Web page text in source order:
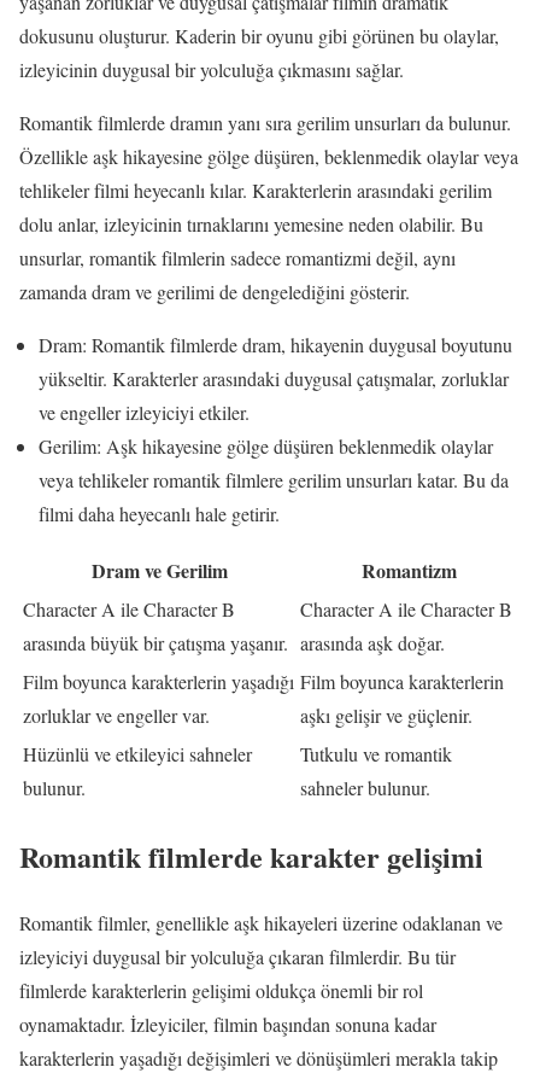
dokusunu oluşturur. Kaderin bir oyunu gibi görünen bu olaylar,
izleyicinin duygusal bir yolculuğa çıkmasını sağlar.
Romantik filmlerde dramın yanı sıra gerilim unsurları da bulunur.
Özellikle aşk hikayesine gölge düşüren, beklenmedik olaylar veya
tehlikeler filmi heyecanlı kılar. Karakterlerin arasındaki gerilim
dolu anlar, izleyicinin tırnaklarını yemesine neden olabilir. Bu
unsurlar, romantik filmlerin sadece romantizmi değil, aynı
zamanda dram ve gerilimi de dengelediğini gösterir.
Dram: Romantik filmlerde dram, hikayenin duygusal boyutunu
yükseltir. Karakterler arasındaki duygusal çatışmalar, zorluklar
ve engeller izleyiciyi etkiler.
Gerilim: Aşk hikayesine gölge düşüren beklenmedik olaylar
veya tehlikeler romantik filmlere gerilim unsurları katar. Bu da
filmi daha heyecanlı hale getirir.
Dram ve Gerilim Romantizm
Character A ile Character B
arasında büyük bir çatışma yaşanır.
Character A ile Character B
arasında aşk doğar.
Film boyunca karakterlerin yaşadığı
zorluklar ve engeller var.
Film boyunca karakterlerin
aşkı gelişir ve güçlenir.
Hüzünlü ve etkileyici sahneler
bulunur.
Tutkulu ve romantik
sahneler bulunur.
Romantik filmlerde karakter gelişimi
Romantik filmler, genellikle aşk hikayeleri üzerine odaklanan ve
izleyiciyi duygusal bir yolculuğa çıkaran filmlerdir. Bu tür
filmlerde karakterlerin gelişimi oldukça önemli bir rol
oynamaktadır. İzleyiciler, filmin başından sonuna kadar
karakterlerin yaşadığı değişimleri ve dönüşümleri merakla takip